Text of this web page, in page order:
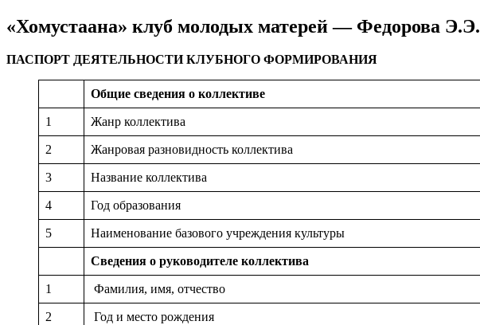
«Хомустаана» клуб молодых матерей — Федорова Э.Э.
ПАСПОРТ ДЕЯТЕЛЬНОСТИ КЛУБНОГО ФОРМИРОВАНИЯ
Общие сведения о коллективе
1 Жанр коллектива
2 Жанровая разновидность коллектива
3 Название коллектива
4 Год образования
5 Наименование базового учреждения культуры
Сведения о руководителе коллектива
1 Фамилия, имя, отчество
2 Год и место рождения